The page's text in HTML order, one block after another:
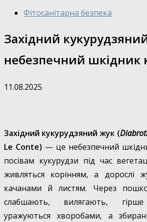
Фітосанітарна безпека
Західний
небезпечний шкідник
11.08.2025
Західний кукурудзяний жук (
Le Conte) — це небезпечний
посівам кукурудзи під час
живляться корінням, а дорослі
качанами й листям. Через
слабшають, вилягають, гірше
уражуються хворобами, а